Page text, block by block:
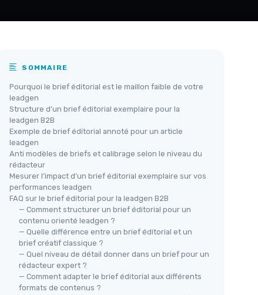
SOMMAIRE
Pourquoi le brief éditorial est le maillon faible de votre
leadgen
Structure d’un brief éditorial exemplaire pour la
leadgen B2B
Exemple de brief éditorial annoté pour un article
leadgen
Anti modèles de briefs et calibrage selon le niveau du
rédacteur
Mesurer l’impact d’un brief éditorial exemplaire sur vos
performances leadgen
FAQ sur le brief éditorial pour la leadgen B2B
— Comment structurer un brief éditorial pour un
contenu orienté leadgen ?
— Quelle différence entre un brief éditorial et un
brief créatif classique ?
— Quel niveau de détail donner dans un brief pour un
rédacteur expert ?
— Comment adapter le brief éditorial aux différents
formats de contenus ?